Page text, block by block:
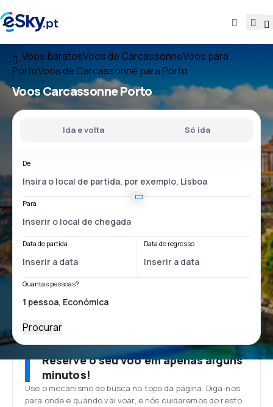
Voos baratosVoos de CarcassonneVoos para
PortoVoos de Carcassonne para Porto
VoosCarcassonne Porto
Ida e volta Só ida
De
Para
Data de partida Data de regresso
Quantas pessoas?
Procurar
Reserve o seu voo em apenas alguns
minutos!
Use o mecanismo de busca no topo da página. Diga-nos
para onde e quando vai voar, e nós cuidaremos do resto.